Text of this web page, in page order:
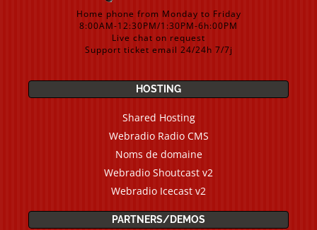
Home phone from Monday to Friday
8:00AM-12:30PM/1:30PM-6h:00PM
Live chat on request
Support ticket email 24/24h 7/7j
HOSTING
Shared Hosting
Webradio Radio CMS
Noms de domaine
Webradio Shoutcast v2
Webradio Icecast v2
PARTNERS/DEMOS